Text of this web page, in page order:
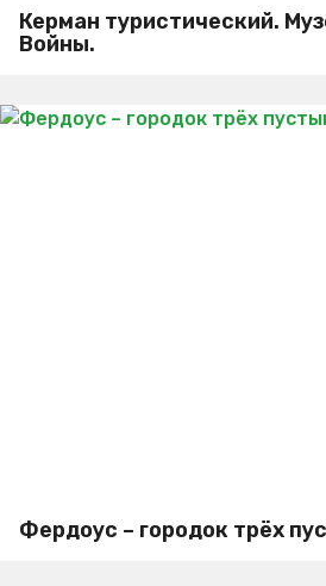
Керман туристический.
Войны.
Фердоус – городок трёх